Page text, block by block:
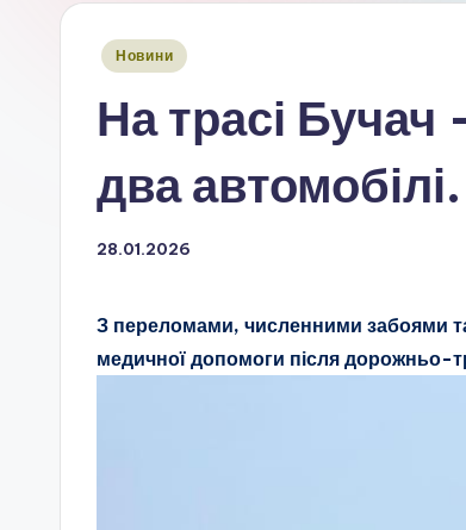
Опубліковано
Новини
На трасі Бучач
два
28.01.2026
З переломами, численними забоями
медичної допомоги після дорожньо-